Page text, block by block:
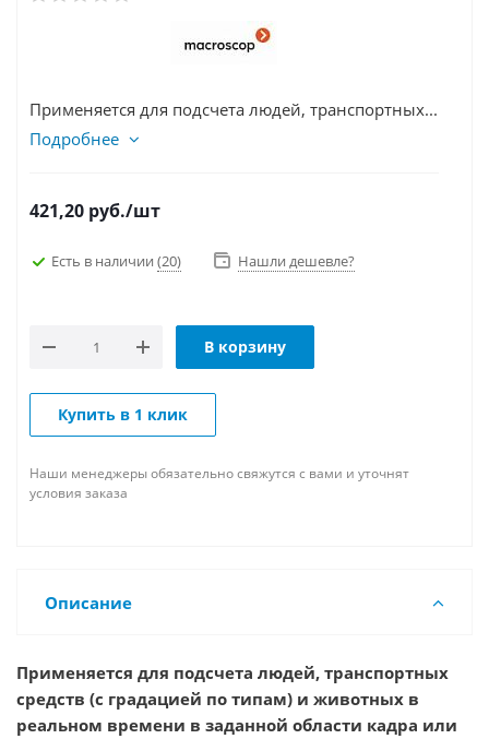
Применяется для подсчета людей, транспортных...
Подробнее
421,20 руб./шт
Есть в наличии (20) Нашли дешевле?
В корзину
Купить в 1 клик
Наши менеджеры обязательно свяжутся с вами и уточнят
условия заказа
Описание
Применяется для подсчета людей, транспортных
средств (с градацией по типам) и животных в
реальном времени в заданной области кадра или